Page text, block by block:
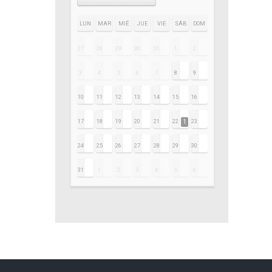
LUN MAR MIÉ JUE VIE SÁB DOM
27 28 29 30 31 2
3 5 6 7 8 9
10 11 12 13 14 15 16
17 18 19 20 21 22 1 23
24 25 26 27 28 29 30
31 2 3 5 6